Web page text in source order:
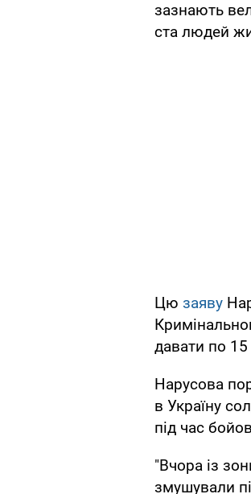
зазнають
ста людей
Цю заяву
давати по 15
Нарусова
в Україну
під час
"Вчора із
змушували